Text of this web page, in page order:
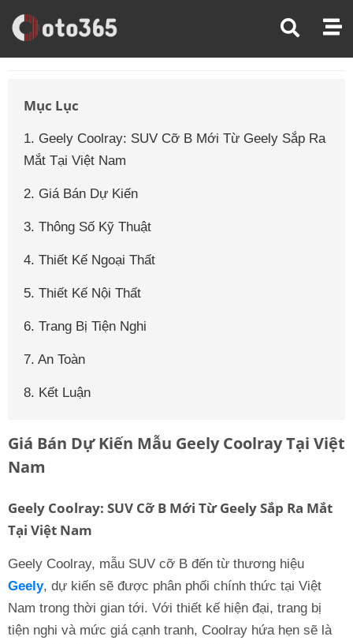
Trang Chủ Giá Xe Ô Tô
Mục Lục
1. Geely Coolray: SUV Cỡ B Mới Từ Geely Sắp Ra
Mắt Tại Việt Nam
2. Giá Bán Dự Kiến
3. Thông Số Kỹ Thuật
4. Thiết Kế Ngoại Thất
5. Thiết Kế Nội Thất
6. Trang Bị Tiện Nghi
7. An Toàn
8. Kết Luận
Giá Bán Dự Kiến Mẫu Geely Coolray Tại Việt
Nam
Geely Coolray: SUV Cỡ B Mới Từ Geely Sắp Ra Mắt
Tại Việt Nam
Geely Coolray, mẫu SUV cỡ B đến từ thương hiệu
Geely, dự kiến sẽ được phân phối chính thức tại Việt
Nam trong thời gian tới. Với thiết kế hiện đại, trang bị
tiện nghi và mức giá cạnh tranh, Coolray hứa hẹn sẽ là